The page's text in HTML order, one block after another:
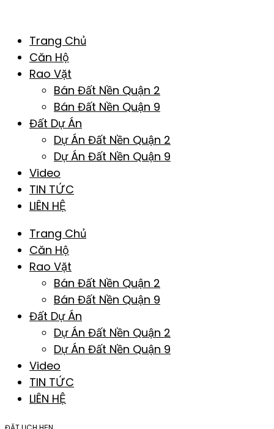
Trang Chủ
Căn Hộ
Rao Vặt
Bán Đất Nền Quận 2
Bán Đất Nền Quận 9
Đất Dự Án
Dự Án Đất Nền Quận 2
Dự Án Đất Nền Quận 9
Video
TIN TỨC
LIÊN HỆ
Trang Chủ
Căn Hộ
Rao Vặt
Bán Đất Nền Quận 2
Bán Đất Nền Quận 9
Đất Dự Án
Dự Án Đất Nền Quận 2
Dự Án Đất Nền Quận 9
Video
TIN TỨC
LIÊN HỆ